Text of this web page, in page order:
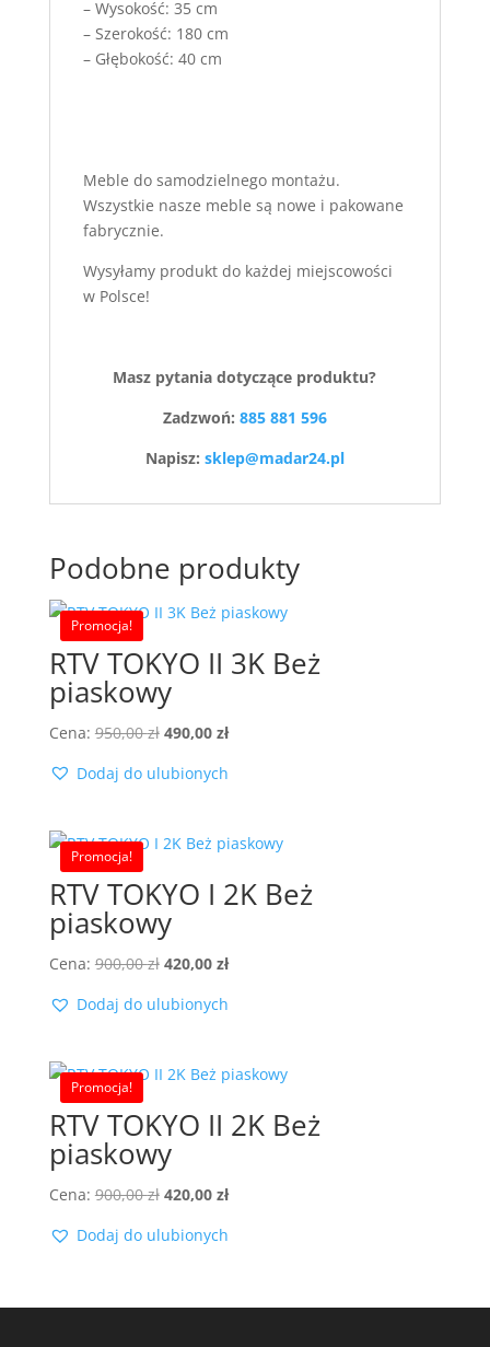
– Wysokość: 35 cm
– Szerokość: 180 cm
– Głębokość: 40 cm
Meble do samodzielnego montażu.
Wszystkie nasze meble są nowe i pakowane
fabrycznie.
Wysyłamy produkt do każdej miejscowości
w Polsce!
Masz pytania dotyczące produktu?
Zadzwoń: 885 881 596
Napisz: sklep@madar24.pl
Podobne produkty
Promocja!
RTV TOKYO II 3K Beż
piaskowy
Cena: 950,00zł Pierwotna
wynosiła:
490,00 złAktualna
wynosi:
Dodaj do ulubionych
Promocja!
RTV TOKYO I 2K Beż
piaskowy
Cena: 900,00zł Pierwotna
wynosiła:
420,00 złAktualna
wynosi:
Dodaj do ulubionych
Promocja!
RTV TOKYO II 2K Beż
piaskowy
Cena: 900,00zł Pierwotna
wynosiła:
420,00 złAktualna
wynosi:
Dodaj do ulubionych